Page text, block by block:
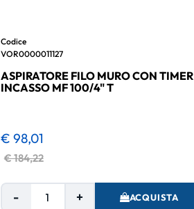
Codice
VOR0000011127
ASPIRATORE FILO MURO CON TIMER
INCASSO MF 100/4" T
€ 184,22
€ 98,01
Quantità ACQUISTA